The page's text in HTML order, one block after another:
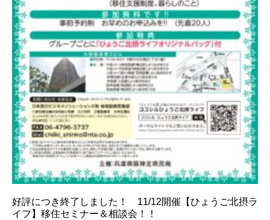
好評につき終了しました！ 11/12開催【ひょうご北摂ラ
イフ】移住セミナー＆相談会！！